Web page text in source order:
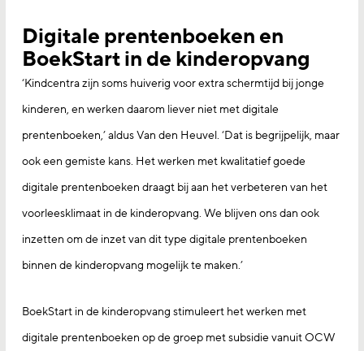
Digitale prentenboeken en
BoekStart in de kinderopvang
‘Kindcentra zijn soms huiverig voor extra schermtijd bij jonge
kinderen, en werken daarom liever niet met digitale
prentenboeken,’ aldus Van den Heuvel. ‘Dat is begrijpelijk, maar
ook een gemiste kans. Het werken met kwalitatief goede
digitale prentenboeken draagt bij aan het verbeteren van het
voorleesklimaat in de kinderopvang. We blijven ons dan ook
inzetten om de inzet van dit type digitale prentenboeken
binnen de kinderopvang mogelijk te maken.’
BoekStart in de kinderopvang stimuleert het werken met
digitale prentenboeken op de groep met subsidie vanuit OCW